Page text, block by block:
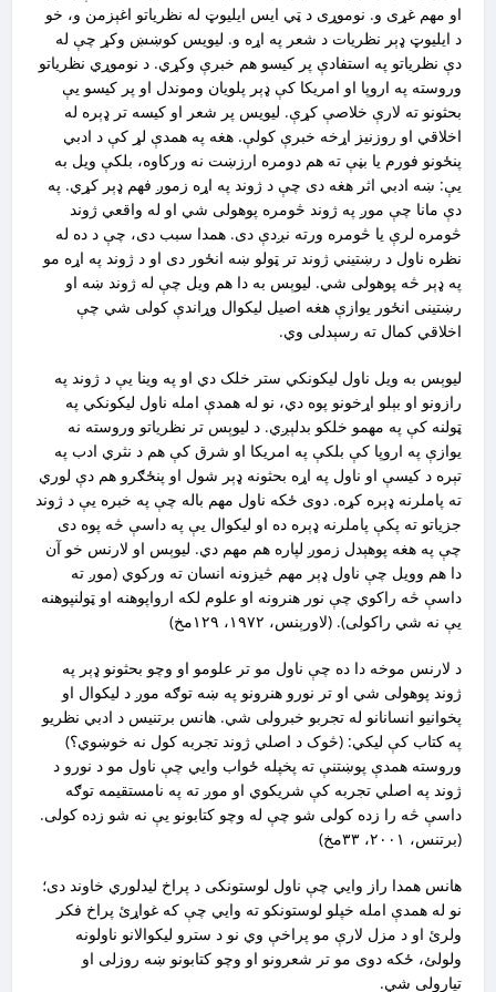
او مهم غړی و. نوموړی د ټي ایس ایلیوټ له نظریاتو اغېزمن و، خو
د ایلیوټ ډېر نظریات د شعر په اړه و. لیویس کوښښ‌ وکړ چې له
دې نظریاتو په استفادې پر کیسو هم خبرې وکړي. د نوموړي نظریاتو
وروسته په اروپا او امریکا کې ډېر پلویان وموندل او پر کیسو یې
بحثونو ته لارې خلاصې کړې. لیویس پر شعر او کیسه تر ډېره له
اخلاقي او روزنیز اړخه خبرې کولې. هغه په همدې لړ کې د ادبي
پنځونو فورم یا بڼې ته هم دومره ارزښت نه ورکاوه،‌ بلکې ویل به
یې: ښه ادبي اثر هغه دی چې د ژوند په اړه زموږ فهم ډېر کړي. په
دې مانا چې موږ په ژوند څومره پوهولی شي او له واقعي ژوند
څومره لرې یا څومره ورته نږدې دی. همدا سبب دی‌، چې د ده له
نظره ناول د رښتیني ژوند تر ټولو ښه انځور دی او د ژوند په اړه مو
په ډېر څه پوهولی شي. لیوېس به دا هم ویل چې له ژوند ښه او
رښتینی انځور یوازې هغه اصیل لیکوال وړاندې کولی شي چې
اخلاقي کمال ته رسېدلی وي.
لیوېس به ویل ناول لیکونکي ستر خلک دي او په وینا یې د ژوند په
رازونو او بېلو اړخونو پوه دي، نو له همدې امله ناول لیکونکي په
ټولنه کې په مهمو خلکو بدلېږي. د لیوېس تر نظریاتو وروسته نه
یوازې په اروپا کې بلکې په امریکا او شرق کې هم د نثري ادب په
تېره د کیسې او ناول په اړه بحثونه ډېر شول او پنځګرو هم دې لوري
ته پاملرنه ډېره کړه. دوی ځکه ناول مهم باله چې په خبره یې د ژوند
جزیاتو ته پکې پاملرنه ډېره ده او لیکوال یې په داسې څه پوه دی
چې په هغه پوهېدل زموږ لپاره هم مهم دي. لیوېس او لارنس خو آن
دا هم وویل چې ناول ډېر مهم څیزونه انسان ته ورکوي (موږ ته
داسې څه راکوي چې نور هنرونه او علوم لکه ارواپوهنه او ټولنپوهنه
یې نه شي راکولی). (لاورېنس، ۱۹۷۲، ۱۲۹مخ)
د لارنس موخه دا ده چې ناول مو تر علومو او وچو بحثونو ډېر په
ژوند پوهولی شي او تر نورو هنرونو په ښه توګه موږ د لیکوال او
پخوانیو انسانانو له تجربو خبرولی شي. هانس برتنیس د ادبي نظریو
په کتاب کې لیکي: (څوک د اصلي ژوند تجربه کول نه خوښوي؟)
وروسته همدې پوښتنې ته پخپله ځواب وايي‌ چې ناول مو د نورو د
ژوند په اصلي تجربه کې شریکوي او موږ ته په نامستقیمه توګه
داسې څه را زده کولی شو چې له وچو کتابونو یې نه شو زده کولی.
(برتنس، ۲۰۰۱، ۳۳مخ)
هانس همدا راز وايي‌ چې ناول لوستونکی د پراخ لیدلوري‌ خاوند دی؛
نو له همدې امله خپلو لوستونکو ته وايي چې که غواړئ پراخ فکر
ولرئ‌ او د مزل لارې مو پراخې وي نو د سترو لیکوالانو ناولونه
ولولئ، ځکه دوی مو تر شعرونو او وچو کتابونو ښه روزلی او
تیارولی شي.